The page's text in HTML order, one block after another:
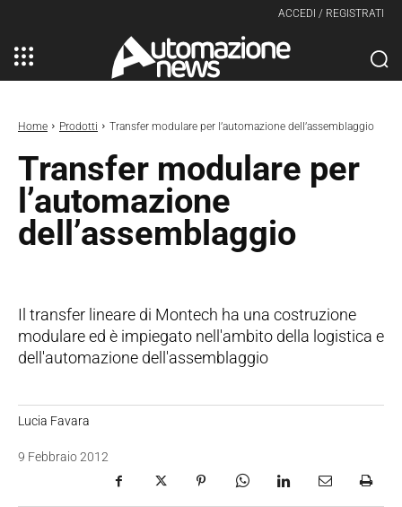
ACCEDI / REGISTRATI
Home Prodotti Transfer modulare per l’automazione dell’assemblaggio
Transfer modulare per
l’automazione
dell’assemblaggio
Il transfer lineare di Montech ha una costruzione
modulare ed è impiegato nell'ambito della logistica e
dell'automazione dell'assemblaggio
Lucia Favara
9 Febbraio 2012